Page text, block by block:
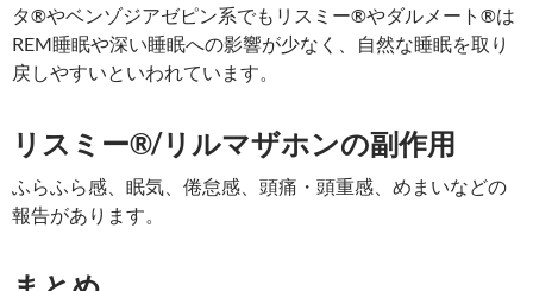
タ®やベンゾジアゼピン系でもリスミー®やダルメート®は
REM睡眠や深い睡眠への影響が少なく、自然な睡眠を取り
戻しやすいといわれています。
リスミー®/リルマザホンの副作用
ふらふら感、眠気、倦怠感、頭痛・頭重感、めまいなどの
報告があります。